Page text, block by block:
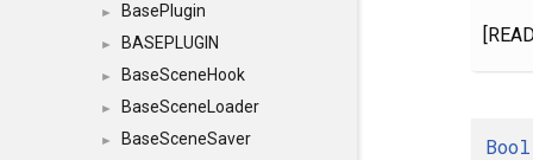
► BasePlugin
► BASEPLUGIN
► BaseSceneHook
► BaseSceneLoader
► BaseSceneSaver Bool